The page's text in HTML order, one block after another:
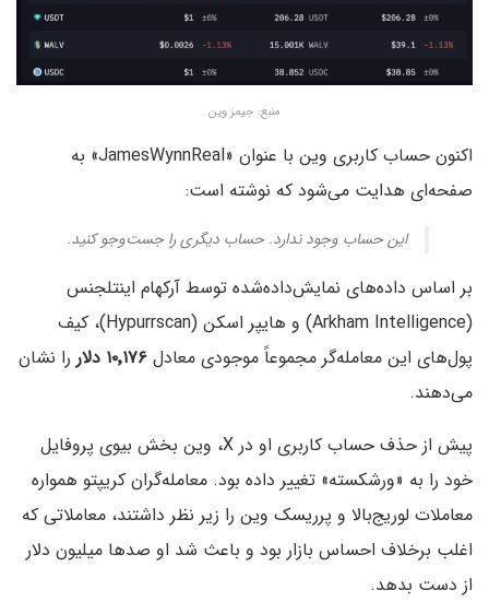
منبع: جیمز وین
اکنون حساب کاربری وین با عنوان «JamesWynnReal» به
صفحه‌ای هدایت می‌شود که نوشته است:
این حساب وجود ندارد. حساب دیگری را جست‌وجو کنید.
بر اساس داده‌های نمایش‌داده‌شده توسط آرکهام اینتلجنس
(Arkham Intelligence) و هایپر اسکن (Hypurrscan)، کیف
پول‌های این معامله‌گر مجموعاً موجودی معادل ۱۰٬۱۷۶ دلار
را نشان
می‌دهند.
پیش از حذف حساب کاربری او در X، وین بخش بیوی پروفایل
خود را به «ورشکسته» تغییر داده بود. معامله‌گران کریپتو همواره
معاملات لوریج‌بالا و پرریسک وین را زیر نظر داشتند، معاملاتی که
اغلب برخلاف احساس بازار بود و باعث شد او صدها میلیون دلار
از دست بدهد.